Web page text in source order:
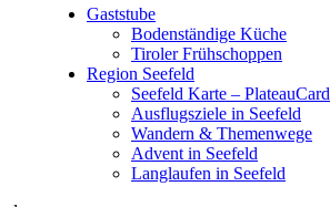
Gaststube
Bodenständige Küche
Tiroler Frühschoppen
Region Seefeld
Seefeld Karte – PlateauCard
Ausflugsziele in Seefeld
Wandern & Themenwege
Advent in Seefeld
Langlaufen in Seefeld